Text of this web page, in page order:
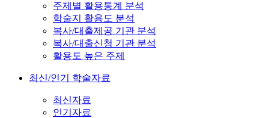
주제별 활용통계 분석
학술지 활용도 분석
복사/대출제공 기관 분석
복사/대출신청 기관 분석
활용도 높은 주제
최신/인기 학술자료
최신자료
인기자료